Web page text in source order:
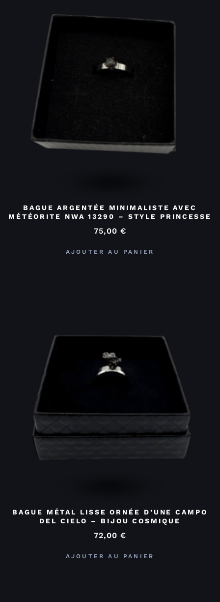
BAGUE ARGENTÉE MINIMALISTE AVEC
MÉTÉORITE NWA 13290 – STYLE PRINCESSE
75,00 €
AJOUTER AU PANIER
BAGUE MÉTAL LISSE ORNÉE D’UNE CAMPO
DEL CIELO – BIJOU COSMIQUE
72,00 €
AJOUTER AU PANIER